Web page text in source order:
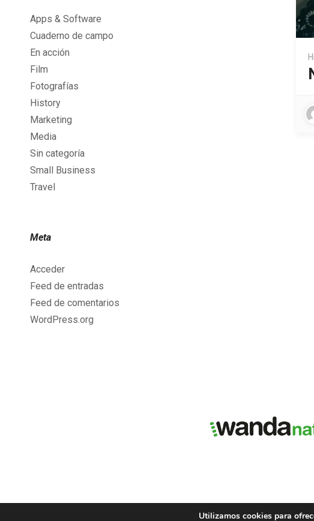
Apps & Software
Cuaderno de campo
En acción
Film
Fotografías
History
Marketing
Media
Sin categoría
Small Business
Travel
Meta
Acceder
Feed de entradas
Feed de comentarios
WordPress.org
Utilizamos cookies para